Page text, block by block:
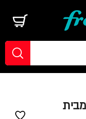
כפפת חורף HERCULE GTX מבית